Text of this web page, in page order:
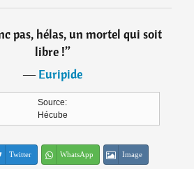
pas, hélas, un mortel qui soit
libre !”
―Euripide
Source:
Hécube
Twitter WhatsApp Image